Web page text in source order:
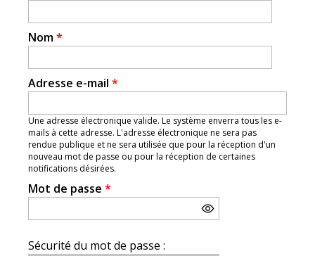
Nom*
Adresse e-mail *
Une adresse électronique valide. Le système enverra tous les e-
mails à cette adresse. L'adresse électronique ne sera pas
rendue publique et ne sera utilisée que pour la réception d'un
nouveau mot de passe ou pour la réception de certaines
notifications désirées.
Mot de passe *
Sécurité du mot de passe :